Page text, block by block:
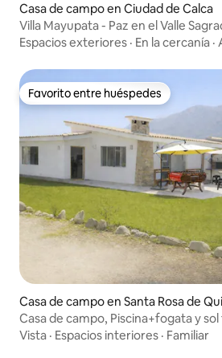
Casa de campo en Ciudad de Calca
Villa Mayupata - Paz en el Valle
Espacios exteriores · En la cercanía ·
Favorito entre huéspedes
Favorito entre huéspedes
Casa de campo en Santa Rosa de
Casa de campo, Piscina+fogata y
Vista · Espacios interiores · Familiar